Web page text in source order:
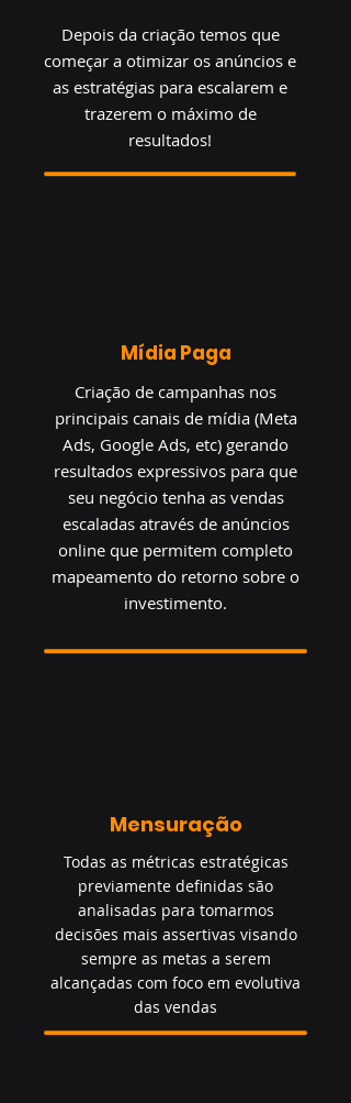
Depois da criação temos que
começar a otimizar os anúncios e
as estratégias para escalarem e
trazerem o máximo de
resultados!
Mídia Paga
Criação de campanhas nos
principais canais de mídia (Meta
Ads, Google Ads, etc) gerando
resultados expressivos para que
seu negócio tenha as vendas
escaladas através de anúncios
online que permitem completo
mapeamento do retorno sobre o
investimento.
Mensuração
Todas as métricas estratégicas
previamente definidas são
analisadas para tomarmos
decisões mais assertivas visando
sempre as metas a serem
alcançadas com foco em evolutiva
das vendas